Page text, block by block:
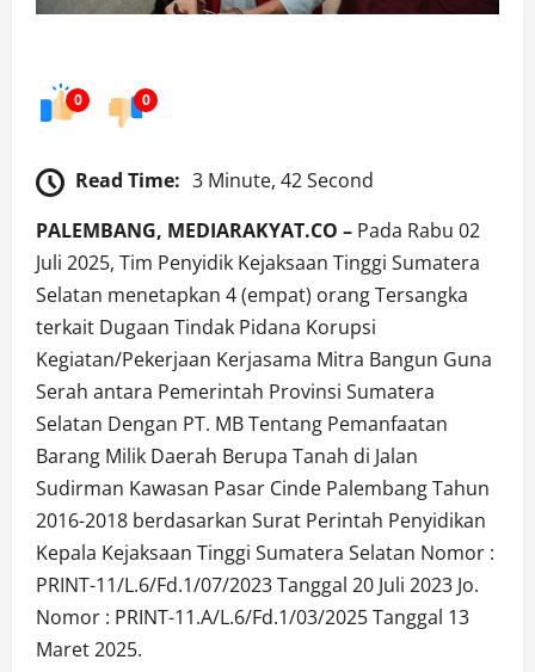
0 0
Read Time: 3 Minute, 42 Second
PALEMBANG, MEDIARAKYAT.CO – Pada Rabu 02
Juli 2025, Tim Penyidik Kejaksaan Tinggi Sumatera
Selatan menetapkan 4 (empat) orang Tersangka
terkait Dugaan Tindak Pidana Korupsi
Kegiatan/Pekerjaan Kerjasama Mitra Bangun Guna
Serah antara Pemerintah Provinsi Sumatera
Selatan Dengan PT. MB Tentang Pemanfaatan
Barang Milik Daerah Berupa Tanah di Jalan
Sudirman Kawasan Pasar Cinde Palembang Tahun
2016-2018 berdasarkan Surat Perintah Penyidikan
Kepala Kejaksaan Tinggi Sumatera Selatan Nomor :
PRINT-11/L.6/Fd.1/07/2023 Tanggal 20 Juli 2023 Jo.
Nomor : PRINT-11.A/L.6/Fd.1/03/2025 Tanggal 13
Maret 2025.